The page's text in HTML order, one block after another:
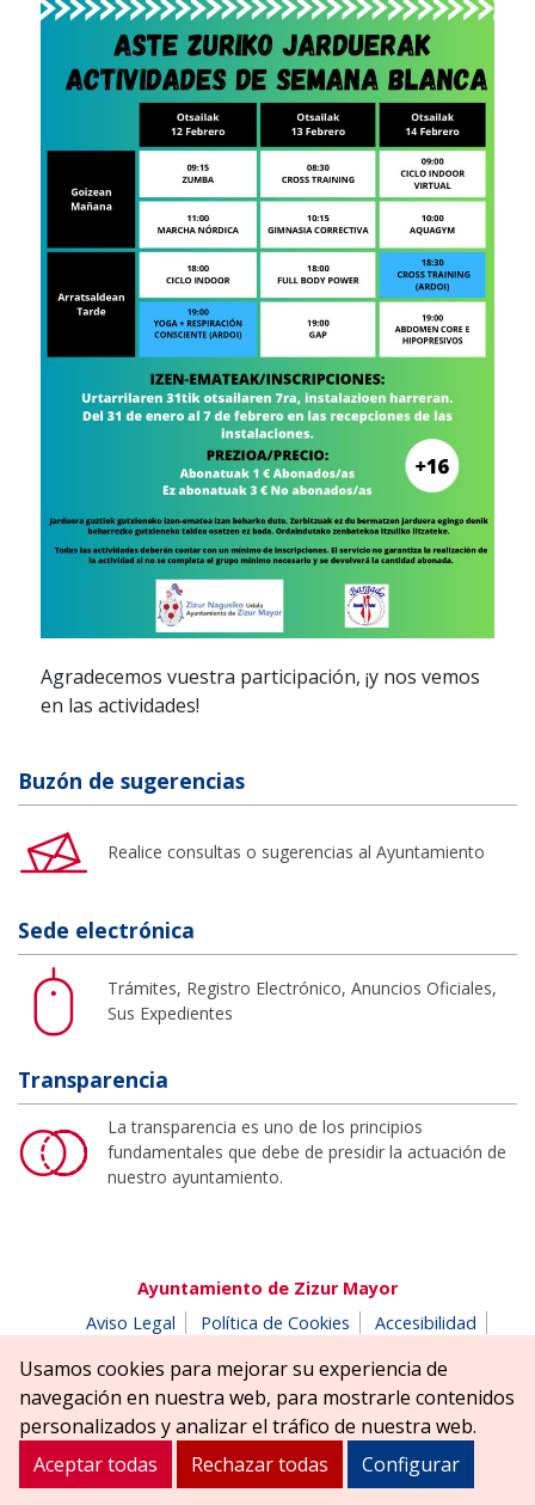
Agradecemos vuestra participación, ¡y nos vemos
en las actividades!
Buzón de sugerencias
Realice consultas o sugerencias al Ayuntamiento
Sede electrónica
Trámites, Registro Electrónico, Anuncios Oficiales,
Sus Expedientes
Transparencia
La transparencia es uno de los principios
fundamentales que debe de presidir la actuación de
nuestro ayuntamiento.
Ayuntamiento de Zizur Mayor
Aviso Legal
Política de Cookies
Accesibilidad
Parque Erreniega parkea, s/n | 31180 Zizur Mayor-Zizur
Nagusia (NAVARRA-NAFARROA)
Tel. 948 181900
ayuntamiento@zizurmayor.es
Usamos cookies para mejorar su experiencia de
navegación en nuestra web, para mostrarle contenidos
personalizados y analizar el tráfico de nuestra web.
Aceptar todas
Rechazar todas Configurar